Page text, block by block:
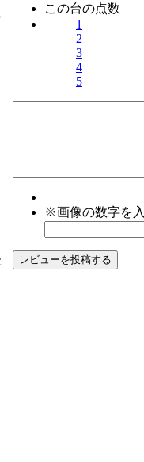
この台の点数
1
2
3
4
5
※画像の数字を